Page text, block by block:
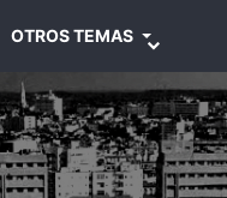
OTROS TEMAS